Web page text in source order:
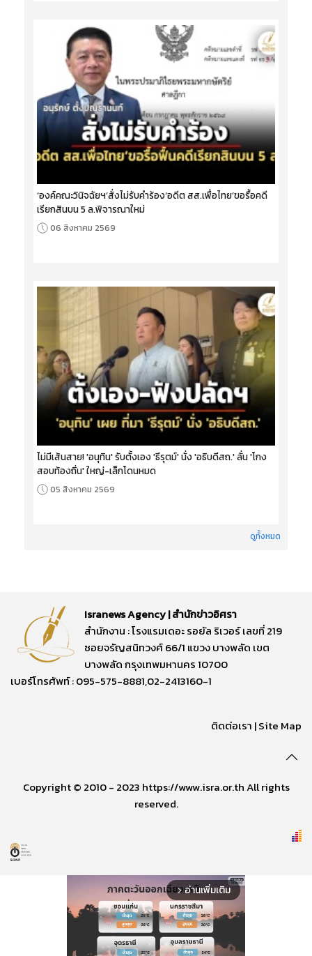
‘องค์คณะวินิจฉัยฯ’สั่งไม่รับคำร้อง‘อดีต สส.เพื่อไทย’ขอรื้อคดี
เรียกสินบน 5 ล.พิจารณาใหม่
06 สิงหาคม 2569
ไม่มีเส้นสาย! 'อนุทิน' รับตั้งเอง 'ธีรุตม์' นั่ง 'อธิบดีสถ.' ลั่น 'โกง
สอบท้องถิ่น' ใหญ่-เล็กโดนหมด
05 สิงหาคม 2569
ดูทั้งหมด
Isranews Agency | สำนักข่าวอิศรา
สำนักงาน : โรงแรมเดอะ รอยัล ริเวอร์ เลขที่ 219
ซอยจรัญสนิทวงศ์ 66/1 แขวง บางพลัด เขต
บางพลัด กรุงเทพมหานคร 10700
เบอร์โทรศัพท์ : 095-575-8881,02-2413160-1
ติดต่อเรา |Site Map
Copyright © 2010 - 2023 https://www.isra.or.th All rights
reserved.
arrow_forward_ios อ่านเพิ่มเติม